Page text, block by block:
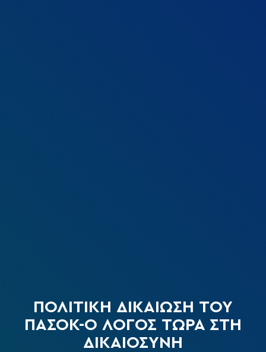
ΠΟΛΙΤΙΚΗ ΔΙΚΑΙΩΣΗ ΤΟΥ
ΠΑΣΟΚ-Ο ΛΟΓΟΣ ΤΩΡΑ ΣΤΗ
ΔΙΚΑΙΟΣΥΝΗ